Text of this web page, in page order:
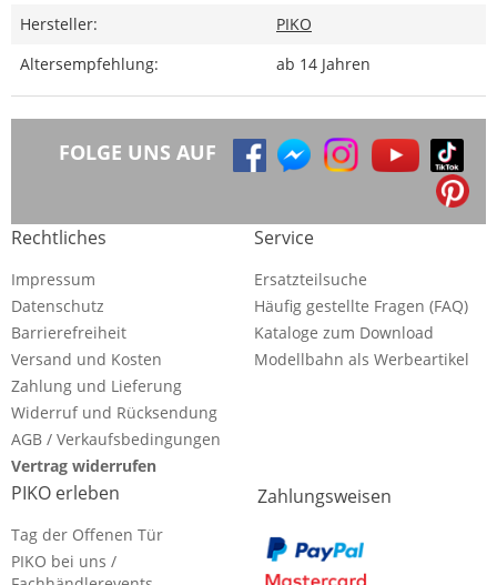
Hersteller:
PIKO
Altersempfehlung:
ab 14 Jahren
FOLGE UNS AUF
Rechtliches
Impressum
Datenschutz
Barrierefreiheit
Versand und Kosten
Zahlung und Lieferung
Widerruf und Rücksendung
AGB / Verkaufsbedingungen
Vertrag widerrufen
Service
Ersatzteilsuche
Häufig gestellte Fragen (FAQ)
Kataloge zum Download
Modellbahn als Werbeartikel
PIKO erleben
Tag der Offenen Tür
PIKO bei uns /
Zahlungsweisen